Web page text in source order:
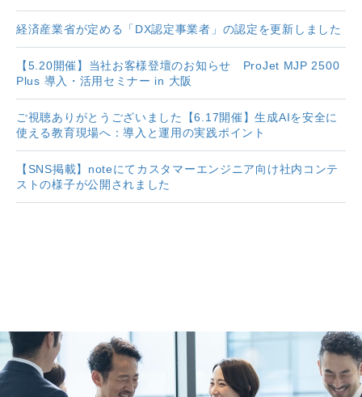
経済産業省が定める「DX認定事業者」の認定を更新しました
【5.20開催】当社お客様登壇のお知らせ ProJet MJP 2500
Plus 導入・活用セミナー in 大阪
ご視聴ありがとうございました【6.17開催】生成AIを安全に
使える教育現場へ：導入と運用の実践ポイント
【SNS掲載】noteにてカスタマーエンジニア向け社内コンテ
ストの様子が公開されました